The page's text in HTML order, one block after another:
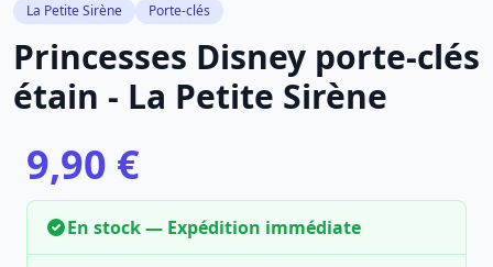
La Petite Sirène Porte-clés
Princesses Disney porte-clés
étain - La Petite Sirène
9,90 €
En stock — Expédition immédiate